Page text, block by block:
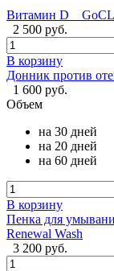
Витамин D
2 500 руб.
В корзину
Донник против
1 600 руб.
Объем
на 30 дней
на 20 дней
на 60 дней
В корзину
Пенка для
Renewal Wash
3 200 руб.